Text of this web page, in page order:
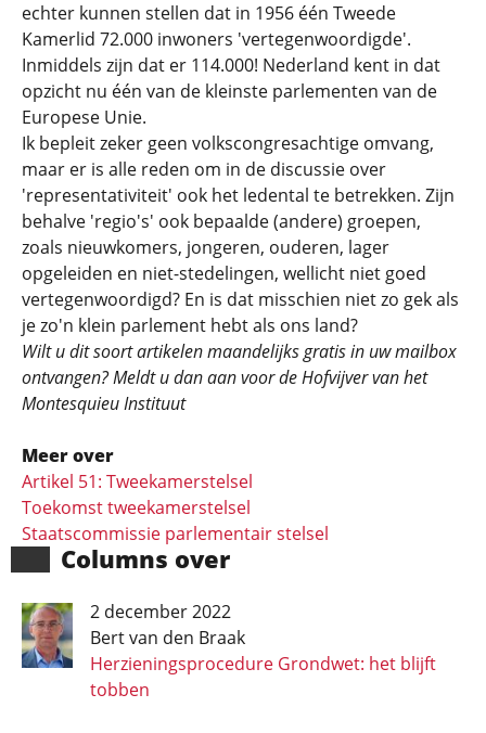
echter kunnen stellen dat in 1956 één Tweede
Kamerlid 72.000 inwoners 'vertegenwoordigde'.
Inmiddels zijn dat er 114.000! Nederland kent in dat
opzicht nu één van de kleinste parlementen van de
Europese Unie.
Ik bepleit zeker geen volkscongresachtige omvang,
maar er is alle reden om in de discussie over
'representativiteit' ook het ledental te betrekken. Zijn
behalve 'regio's' ook bepaalde (andere) groepen,
zoals nieuwkomers, jongeren, ouderen, lager
opgeleiden en niet-stedelingen, wellicht niet goed
vertegenwoordigd? En is dat misschien niet zo gek als
je zo'n klein parlement hebt als ons land?
Wilt u dit soort artikelen maandelijks gratis in uw mailbox
ontvangen? Meldt u dan aan voor de Hofvijver van het
Montesquieu Instituut
Meer over
Artikel 51: Tweekamerstelsel
Toekomst tweekamerstelsel
Staatscommissie parlementair stelsel
Columns over
2 december 2022
Bert van den Braak
Herzieningsprocedure Grondwet: het blijft
tobben